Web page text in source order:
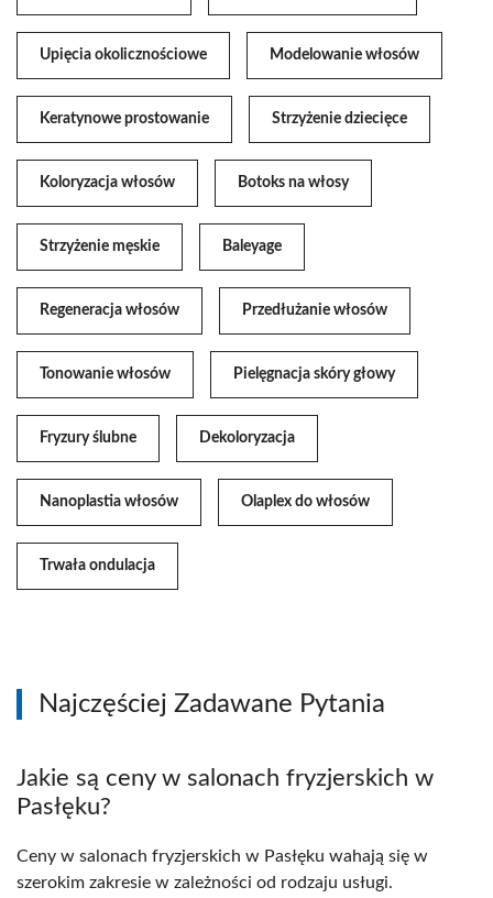
Upięcia okolicznościowe Modelowanie włosów
Keratynowe prostowanie Strzyżenie dziecięce
Koloryzacja włosów Botoks na włosy
Strzyżenie męskie Baleyage
Regeneracja włosów Przedłużanie włosów
Tonowanie włosów Pielęgnacja skóry głowy
Fryzury ślubne Dekoloryzacja
Nanoplastia włosów Olaplex do włosów
Trwała ondulacja
Najczęściej Zadawane Pytania
Jakie są ceny w salonach fryzjerskich w
Pasłęku?
Ceny w salonach fryzjerskich w Pasłęku wahają się w
szerokim zakresie w zależności od rodzaju usługi.